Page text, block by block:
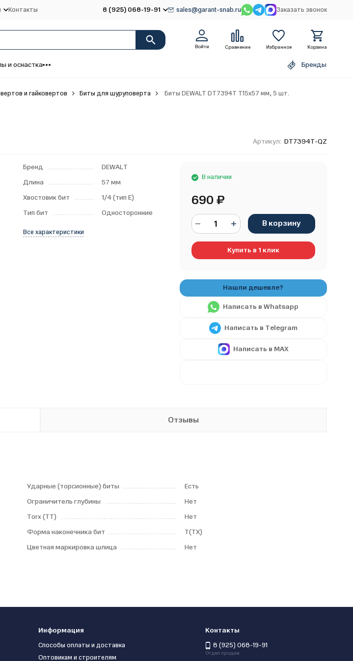
Контакты 8 (925) 068-19-91 sales@garant-snab.ru Заказать звонок
Войти Сравнение Избранное Корзина
и оснастка Бренды
и гайковертов Биты для шуруповерта Биты DEWALT DT7394T T15х57 мм, 5 шт.
Артикул: DT7394T-QZ
Бренд
DEWALT
Длина
57 мм
Хвостовик бит
1/4 (тип Е)
Тип бит
Односторонние
Все характеристики
В наличии
690₽
В корзину
Купить в 1 клик
Написать в Whatsapp
Написать в Telegram
Написать в MAX
Отзывы
Ударные (торсионные) биты
Есть
Ограничитель глубины
Нет
Torx (TT)
Нет
Форма наконечника бит
T(TX)
Цветная маркировка шлица
Нет
Информация
Способы оплаты и доставка
Оптовикам и строителям
Контакты
8 (925) 068-19-91
Отдел продаж